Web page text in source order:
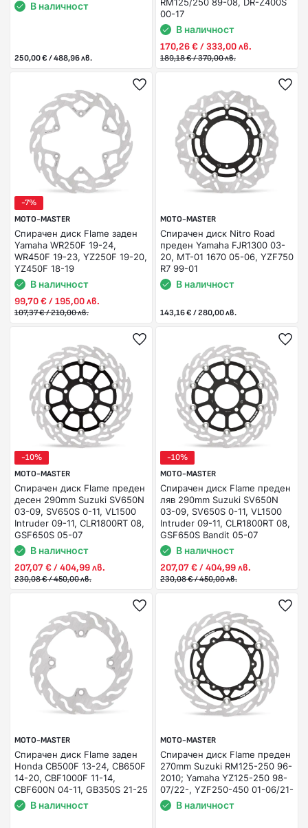
В наличност
250,00 € / 488,96 лв.
00-17
В наличност
170,26 € / 333,00 лв.
189,18 € / 370,00 лв.
-7%
MOTO-MASTER
Спирачен диск Flame заден
Yamaha WR250F 19-24,
WR450F 19-23, YZ250F 19-20,
YZ450F 18-19
В наличност
99,70 € / 195,00 лв.
107,37 € / 210,00 лв.
MOTO-MASTER
Спирачен диск Nitro Road
преден Yamaha FJR1300 03-
20, MT-01 1670 05-06, YZF750
R7 99-01
В наличност
143,16 € / 280,00 лв.
-10%
MOTO-MASTER
Спирачен диск Flame преден
десен 290mm Suzuki SV650N
03-09, SV650S 0-11, VL1500
Intruder 09-11, CLR1800RT 08,
GSF650S 05-07
В наличност
207,07 € / 404,99 лв.
230,08 € / 450,00 лв.
-10%
MOTO-MASTER
Спирачен диск Flame преден
ляв 290mm Suzuki SV650N
03-09, SV650S 0-11, VL1500
Intruder 09-11, CLR1800RT 08,
GSF650S Bandit 05-07
В наличност
207,07 € / 404,99 лв.
230,08 € / 450,00 лв.
MOTO-MASTER
Спирачен диск Flame заден
Honda CB500F 13-24, CB650F
14-20, CBF1000F 11-14,
CBF600N 04-11, GB350S 21-25
В наличност
MOTO-MASTER
Спирачен диск Flame преден
270mm Suzuki RM125-250 96-
2010; Yamaha YZ125-250 98-
07/22-, YZF250-450 01-06/21-
В наличност